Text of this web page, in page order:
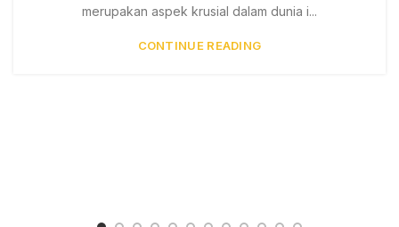
merupakan aspek krusial dalam dunia i...
CONTINUE READING